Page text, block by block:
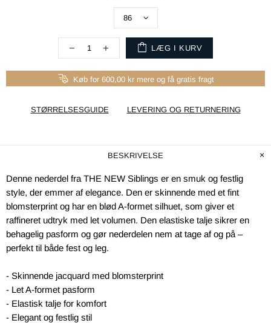
LÆG I KURV
Køb for 600,00 kr mere og få gratis fragt
STØRRELSESGUIDE LEVERING OG RETURNERING
BESKRIVELSE
Denne nederdel fra THE NEW Siblings er en smuk og festlig
style, der emmer af elegance. Den er skinnende med et fint
blomsterprint og har en blød A-formet silhuet, som giver et
raffineret udtryk med let volumen. Den elastiske talje sikrer en
behagelig pasform og gør nederdelen nem at tage af og på –
perfekt til både fest og leg.
- Skinnende jacquard med blomsterprint
- Let A-formet pasform
- Elastisk talje for komfort
- Elegant og festlig stil